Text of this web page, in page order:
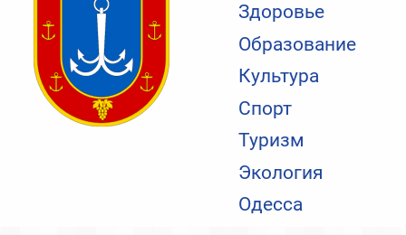
Здоровье
Образование
Культура
Спорт
Туризм
Экология
Одесса